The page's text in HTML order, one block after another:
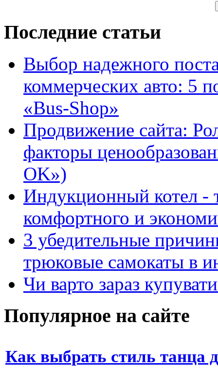
Последние статьи
Выбор надежного
коммерческих авто: 5
«Bus-Shop»
Продвижение сайта:
факторы
OK»)
Индукционный котел -
комфортного и
3 убедительные
трюковые самокаты в
Чи варто зараз
Популярное на сайте
Как выбрать стиль танца